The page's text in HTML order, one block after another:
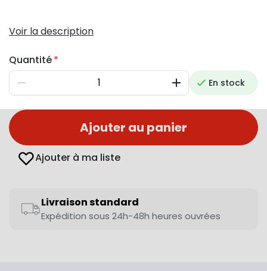
Voir la description
Quantité
Diminuer AugmenterEn stock
Ajouter au panier
Ajouter à ma liste
Livraison standard
Expédition sous 24h-48h heures ouvrées